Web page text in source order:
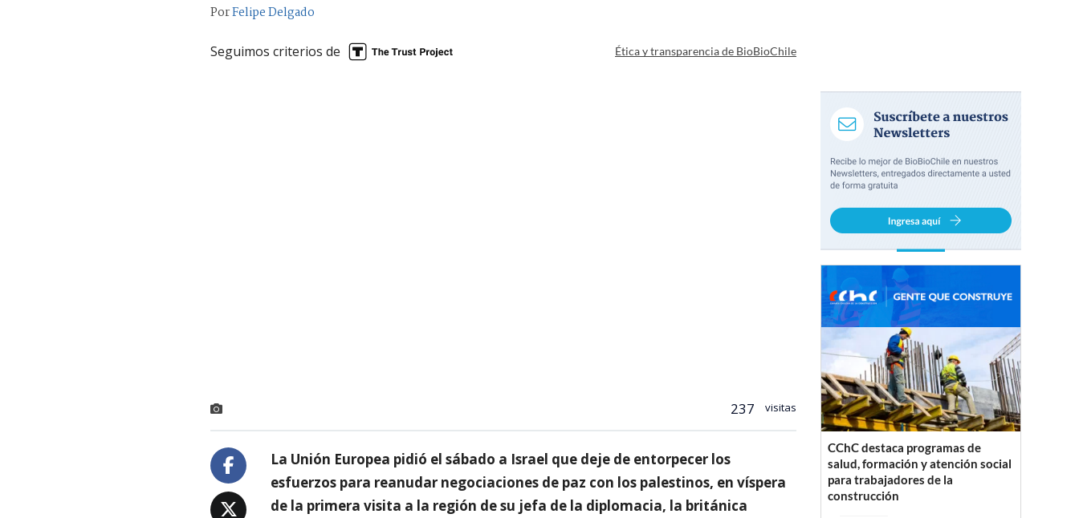
PorFelipe Delgado
Seguimos criterios de Ética y transparencia de BioBioChile
237 visitas
La Unión Europea pidió el sábado a Israel que deje de entorpecer los
esfuerzos para reanudar negociaciones de paz con los palestinos, en víspera
de la primera visita a la región de su jefa de la diplomacia, la británica
CChC destaca programas de
salud, formación y atención social
para trabajadores de la
construcción